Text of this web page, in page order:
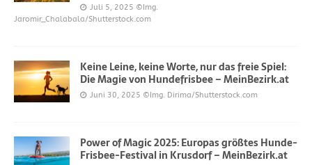
Juli 5, 2025 ©Img.
Jaromir_Chalabala/Shutterstock.com
Keine Leine, keine Worte, nur das freie Spiel:
Die Magie von Hundefrisbee – MeinBezirk.at
Juni 30, 2025 ©Img. Dirima/Shutterstock.com
Power of Magic 2025: Europas größtes Hunde-
Frisbee-Festival in Krusdorf – MeinBezirk.at